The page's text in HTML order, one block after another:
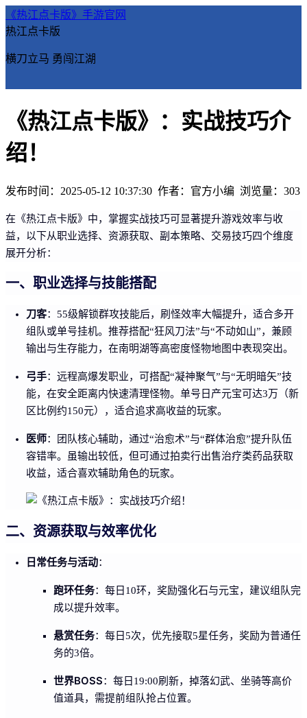
《热江点卡版》手游官网
热江点卡版
横刀立马 勇闯江湖
《热江点卡版》：实战技巧介
绍！
发布时间：2025-05-12 10:37:30 作者：官方小编 浏览量： 303
在《热江点卡版》中，掌握实战技巧可显著提升游戏效率与收
益，以下从职业选择、资源获取、副本策略、交易技巧四个维度
展开分析：
一、职业选择与技能搭配
刀客：55级解锁群攻技能后，刷怪效率大幅提升，适合多开
组队或单号挂机。推荐搭配“狂风刀法”与“不动如山”，兼顾
输出与生存能力，在南明湖等高密度怪物地图中表现突出。
弓手：远程高爆发职业，可搭配“凝神聚气”与“无明暗矢”技
能，在安全距离内快速清理怪物。单号日产元宝可达3万（新
区比例约150元），适合追求高收益的玩家。
医师：团队核心辅助，通过“治愈术”与“群体治愈”提升队伍
容错率。虽输出较低，但可通过拍卖行出售治疗类药品获取
收益，适合喜欢辅助角色的玩家。
二、资源获取与效率优化
日常任务与活动：
跑环任务：每日10环，奖励强化石与元宝，建议组队完
成以提升效率。
悬赏任务：每日5次，优先接取5星任务，奖励为普通任
务的3倍。
世界BOSS：每日19:00刷新，掉落幻武、坐骑等高价
值道具，需提前组队抢占位置。